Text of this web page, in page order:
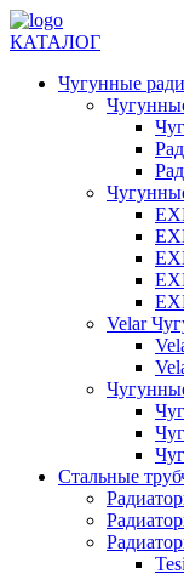
КАТАЛОГ
Чугунные
Velar
Стальные